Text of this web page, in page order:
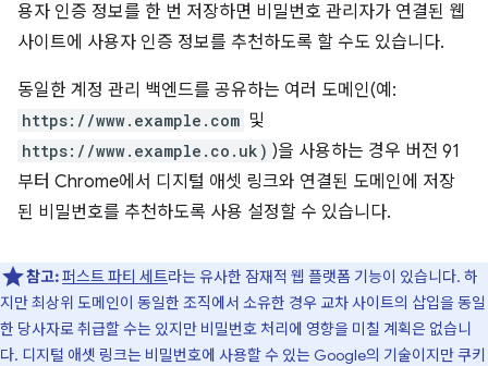
용자 인증 정보를 한 번 저장하면 비밀번호 관리자가 연결된 웹
사이트에 사용자 인증 정보를 추천하도록 할 수도 있습니다.
동일한 계정 관리 백엔드를 공유하는 여러 도메인(예:
https://www.example.com 및
https://www.example.co.uk) )을 사용하는 경우 버전 91
부터 Chrome에서 디지털 애셋 링크와 연결된 도메인에 저장
된 비밀번호를 추천하도록 사용 설정할 수 있습니다.
참고:퍼스트 파티 세트라는 유사한 잠재적 웹 플랫폼 기능이 있습니다. 하
지만 최상위 도메인이 동일한 조직에서 소유한 경우 교차 사이트의 삽입을 동일
한 당사자로 취급할 수는 있지만 비밀번호 처리에 영향을 미칠 계획은 없습니
다. 디지털 애셋 링크는 비밀번호에 사용할 수 있는 Google의 기술이지만 쿠키